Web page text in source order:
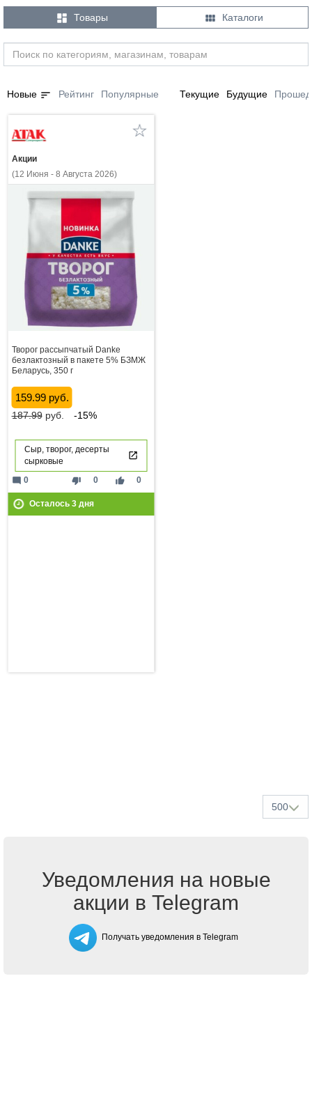
 Товары  Каталоги
Новые sort Рейтинг Популярные Текущие Будущие
Акции
(12 Июня - 8 Августа 2026)
Творог рассыпчатый Danke
безлактозный в пакете 5% БЗМЖ
Беларусь, 350 г
159.99 руб.
187.99руб. -15%
Сыр, творог, десерты
сырковые
thumb_down 0 thumb_up 0
mode_comment 0
Осталось 3дня
500
Уведомления на новые
акции в Telegram
Получать уведомления в Telegram